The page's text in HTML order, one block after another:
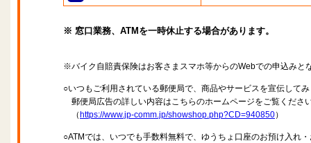
※ 窓口業務、ATMを一時休止する場合があります。
※バイク自賠責保険はお客さまスマホ等からのWebでの申込みと
○いつもご利用されている郵便局で、商品やサービスを宣伝して
郵便局広告の詳しい内容はこちらのホームページをご覧くださ
（ https://www.jp-comm.jp/showshop.php?CD=940850）
○ATMでは、いつでも手数料無料で、ゆうちょ口座のお預け入れ